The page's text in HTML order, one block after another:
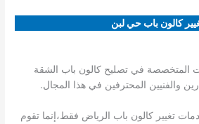
كالون باب حي لبن
المتخصصة في تصليح كالون باب الشقة
والفنيين المحترفين في هذا المجال.
تغيير كالون باب الرياض فقط،إنما تقوم